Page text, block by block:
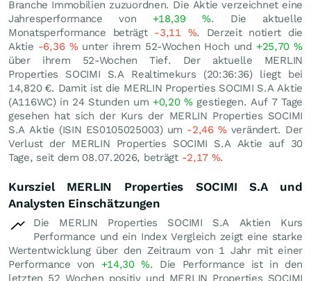
Branche Immobilien zuzuordnen. Die Aktie verzeichnet eine
Jahresperformance von +18,39%. Die aktuelle
Monatsperformance beträgt -3,11 %. Derzeit notiert die
Aktie -6,36 %unter ihrem 52-Wochen Hoch und +25,70%
über ihrem 52-Wochen Tief. Der aktuelle MERLIN
Properties SOCIMI S.A Realtimekurs (20:36:36) liegt bei
14,820 €. Damit ist die MERLIN Properties SOCIMI S.A Aktie
(A116WC) in 24 Stunden um +0,20%gestiegen. Auf 7 Tage
gesehen hat sich der Kurs der MERLIN Properties SOCIMI
S.A Aktie (ISIN ES0105025003) um -2,46 %verändert. Der
Verlust der MERLIN Properties SOCIMI S.A Aktie auf 30
Tage, seit dem 08.07.2026, beträgt -2,17 %.
Kursziel MERLIN Properties SOCIMI S.A und
Analysten Einschätzungen
Die MERLIN Properties SOCIMI S.A Aktien Kurs
Performance und ein Index Vergleich zeigt eine starke
Wertentwicklung über den Zeitraum von 1 Jahr mit einer
Performance von +14,30%. Die Performance ist in den
letzten 52 Wochen positiv und MERLIN Properties SOCIMI